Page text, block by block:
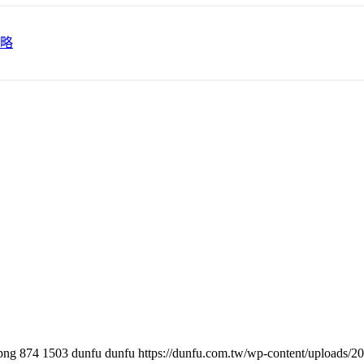
874 1503 dunfu dunfu https://dunfu.com.tw/wp-content/uploads/